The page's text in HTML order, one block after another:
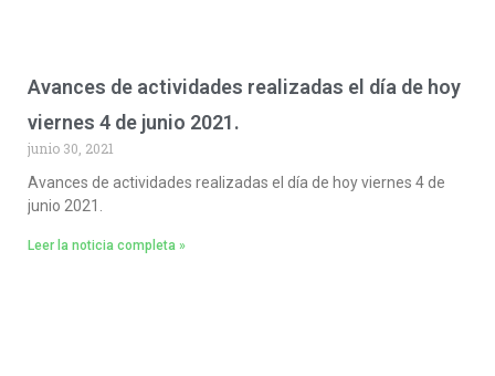
Avances de actividades realizadas el día de hoy
viernes 4 de junio 2021.
junio 30, 2021
Avances de actividades realizadas el día de hoy viernes 4 de
junio 2021.
Leer la noticia completa »